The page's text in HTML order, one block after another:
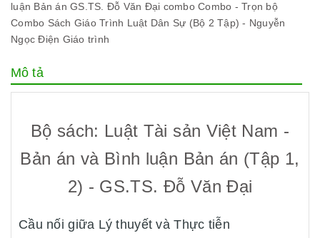
luận Bản án GS.TS. Đỗ Văn Đại combo Combo - Trọn bộ
Combo Sách Giáo Trình Luật Dân Sự (Bộ 2 Tập) - Nguyễn
Ngọc Điện Giáo trình
Mô tả
Bộ sách: Luật Tài sản Việt Nam -
Bản án và Bình luận Bản án (Tập 1,
2) - GS.TS. Đỗ Văn Đại
Cầu nối giữa Lý thuyết và Thực tiễn